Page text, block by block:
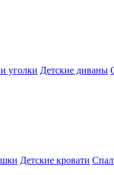
уголки Детские диваны
Детские кровати